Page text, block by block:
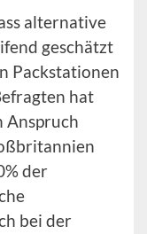
alternative
geschätzt
Packstationen
hat
Anspruch
der
bei der